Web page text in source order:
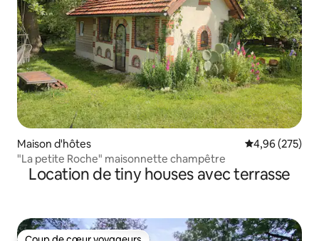
Maison d'hôtes Évaluation
4,96 (275)
"La petite Roche" maisonnette champêtre
Location de tiny houses avec terrasse